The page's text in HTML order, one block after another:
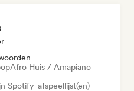
Afro Huis / Amapiano
Spotify-afspeellijst(en)